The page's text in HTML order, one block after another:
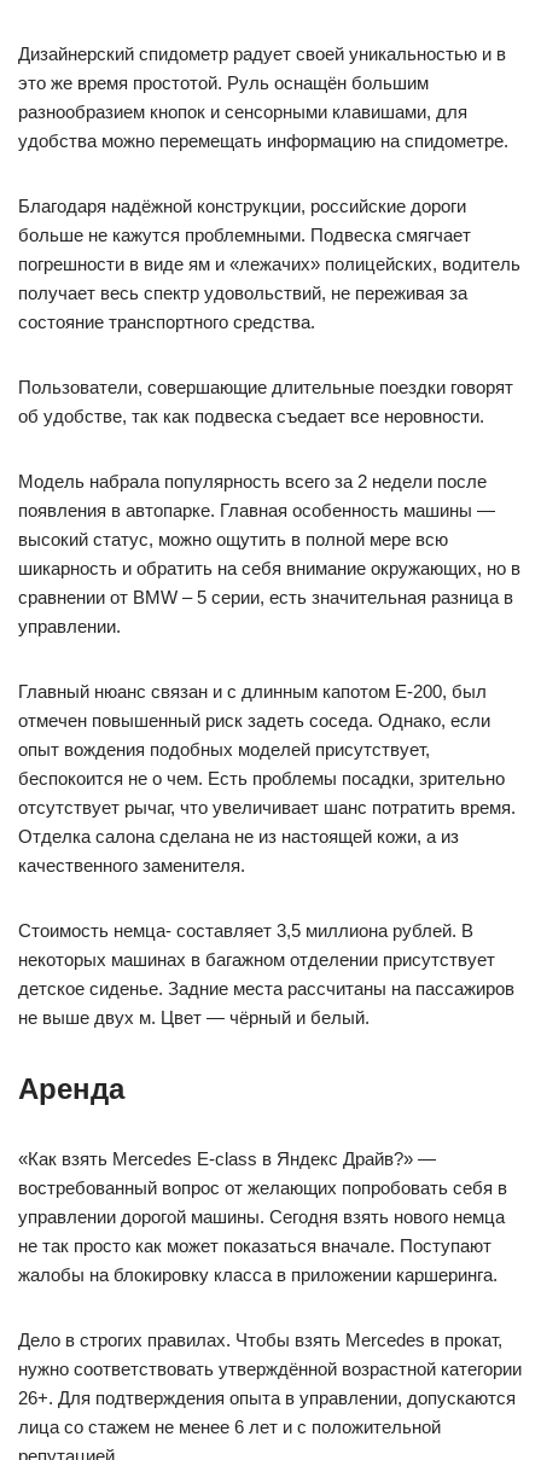
Дизайнерский спидометр радует своей уникальностью и в
это же время простотой. Руль оснащён большим
разнообразием кнопок и сенсорными клавишами, для
удобства можно перемещать информацию на спидометре.
Благодаря надёжной конструкции, российские дороги
больше не кажутся проблемными. Подвеска смягчает
погрешности в виде ям и «лежачих» полицейских, водитель
получает весь спектр удовольствий, не переживая за
состояние транспортного средства.
Пользователи, совершающие длительные поездки говорят
об удобстве, так как подвеска съедает все неровности.
Модель набрала популярность всего за 2 недели после
появления в автопарке. Главная особенность машины —
высокий статус, можно ощутить в полной мере всю
шикарность и обратить на себя внимание окружающих, но в
сравнении от BMW – 5 серии, есть значительная разница в
управлении.
Главный нюанс связан и с длинным капотом E-200, был
отмечен повышенный риск задеть соседа. Однако, если
опыт вождения подобных моделей присутствует,
беспокоится не о чем. Есть проблемы посадки, зрительно
отсутствует рычаг, что увеличивает шанс потратить время.
Отделка салона сделана не из настоящей кожи, а из
качественного заменителя.
Стоимость немца- составляет 3,5 миллиона рублей. В
некоторых машинах в багажном отделении присутствует
детское сиденье. Задние места рассчитаны на пассажиров
не выше двух м. Цвет — чёрный и белый.
Аренда
«Как взять Mercedes E-class в Яндекс Драйв?» —
востребованный вопрос от желающих попробовать себя в
управлении дорогой машины. Сегодня взять нового немца
не так просто как может показаться вначале. Поступают
жалобы на блокировку класса в приложении каршеринга.
Дело в строгих правилах. Чтобы взять Mercedes в прокат,
нужно соответствовать утверждённой возрастной категории
26+. Для подтверждения опыта в управлении, допускаются
лица со стажем не менее 6 лет и с положительной
репутацией.